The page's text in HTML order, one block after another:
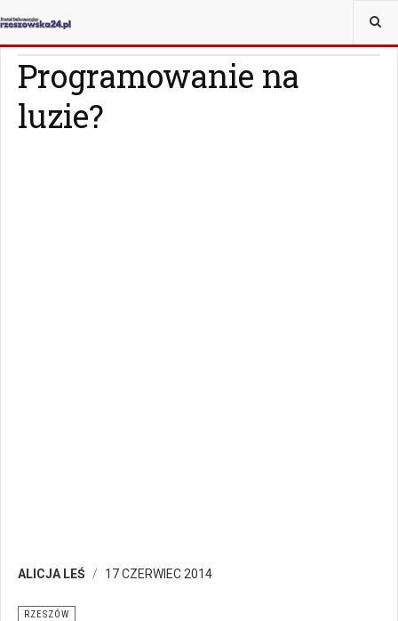
JESTEŚ TUTAJ:
Programowanie na
luzie?
ALICJA LEŚ 17 CZERWIEC 2014
RZESZÓW